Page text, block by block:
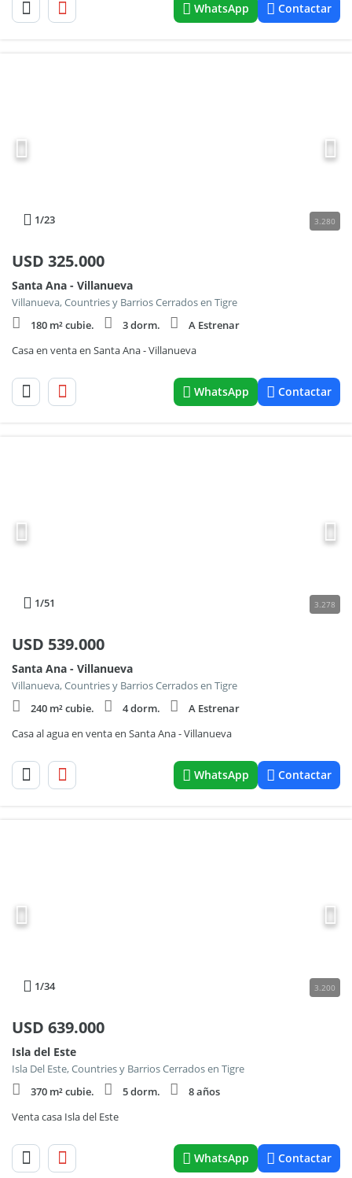
WhatsApp Contactar
1/23 3.280
USD 325.000
Santa Ana - Villanueva
Villanueva, Countries y Barrios Cerrados en Tigre
180 m² cubie.
3 dorm.
A Estrenar
Casa en venta en Santa Ana - Villanueva
WhatsApp Contactar
1/51 3.278
USD 539.000
Santa Ana - Villanueva
Villanueva, Countries y Barrios Cerrados en Tigre
240 m² cubie.
4 dorm.
A Estrenar
Casa al agua en venta en Santa Ana - Villanueva
WhatsApp Contactar
1/34 3.200
USD 639.000
Isla del Este
Isla Del Este, Countries y Barrios Cerrados en Tigre
370 m² cubie.
5 dorm.
8 años
Venta casa Isla del Este
WhatsApp Contactar